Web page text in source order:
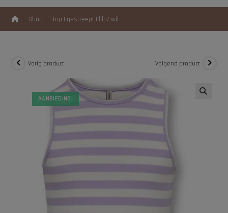
Shop Top | gestreept | lila/ wit
AANBIEDING!
Vorig product Volgend product